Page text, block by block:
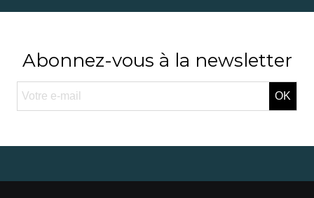
Abonnez-vous à la newsletter
OK